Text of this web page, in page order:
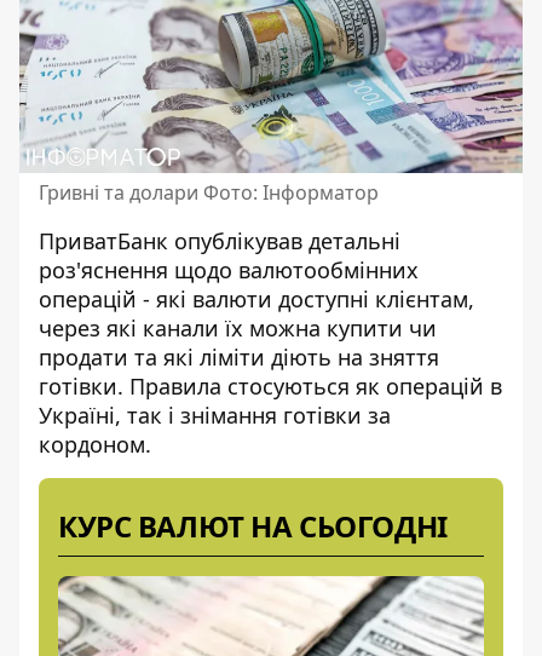
Гривні та долари Фото: Інформатор
ПриватБанк опублікував детальні
роз'яснення щодо валютообмінних
операцій - які валюти доступні клієнтам,
через які канали їх можна купити чи
продати та які ліміти діють на зняття
готівки. Правила стосуються як операцій в
Україні, так і знімання готівки за
кордоном.
КУРС ВАЛЮТ НА СЬОГОДНІ